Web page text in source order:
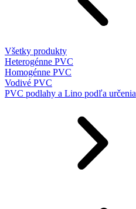
Všetky produkty
Heterogénne PVC
Homogénne PVC
Vodivé PVC
PVC podlahy a Lino podľa určenia